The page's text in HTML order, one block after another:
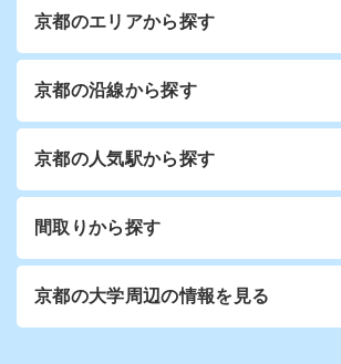
京都のエリアから探す
京都の沿線から探す
京都の人気駅から探す
間取りから探す
京都の大学周辺の情報を見る